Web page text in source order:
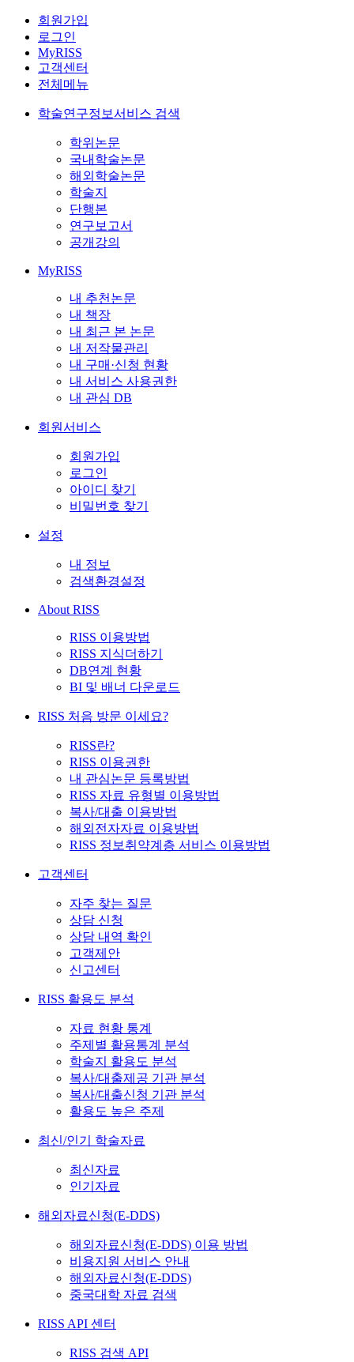
회원가입
로그인
MyRISS
고객센터
전체메뉴
학술연구정보서비스 검색
학위논문
국내학술논문
해외학술논문
학술지
단행본
연구보고서
공개강의
MyRISS
내 추천논문
내 책장
내 최근 본 논문
내 저작물관리
내 구매·신청 현황
내 서비스 사용권한
내 관심 DB
회원서비스
회원가입
로그인
아이디 찾기
비밀번호 찾기
설정
내 정보
검색환경설정
About RISS
RISS 이용방법
RISS 지식더하기
DB연계 현황
BI 및 배너 다운로드
RISS 처음 방문 이세요?
RISS란?
RISS 이용권한
내 관심논문 등록방법
RISS 자료 유형별 이용방법
복사/대출 이용방법
해외전자자료 이용방법
RISS 정보취약계층 서비스 이용방법
고객센터
자주 찾는 질문
상담 신청
상담 내역 확인
고객제안
신고센터
RISS 활용도 분석
자료 현황 통계
주제별 활용통계 분석
학술지 활용도 분석
복사/대출제공 기관 분석
복사/대출신청 기관 분석
활용도 높은 주제
최신/인기 학술자료
최신자료
인기자료
해외자료신청(E-DDS)
해외자료신청(E-DDS) 이용 방법
비용지원 서비스 안내
해외자료신청(E-DDS)
중국대학 자료 검색
RISS API 센터
RISS 검색 API